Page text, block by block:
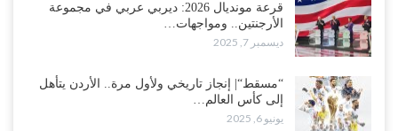
قرعة مونديال 2026: ديربي عربي في مجموعة
الأرجنتين.. ومواجهات…
ديسمبر 7, 2025
“مسقط“| إنجاز تاريخي ولأول مرة.. الأردن يتأهل
إلى كأس العالم…
يونيو 6, 2025